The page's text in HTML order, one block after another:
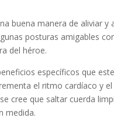
buena manera de aliviar
posturas amigables
del héroe.
específicos que
el ritmo cardíaco y
cree que saltar cuerda
medida.